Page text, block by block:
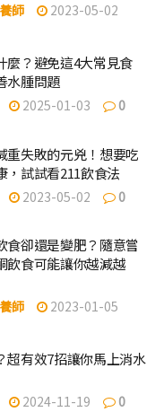
師
2023-05-02
麼？避免這4大常見食
水腫問題
2025-01-03 0
重失敗的元兇！想要吃
，試試看211飲食法
2023-05-02 0
食卻還是變肥？隨意嘗
飲食可能讓你越減越
師
2023-01-05
超有效7招讓你馬上消水
2024-11-19 0